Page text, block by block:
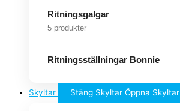
Ritningsgalgar
5 produkter
Ritningsställningar Bonnie
Skyltar Stäng Skyltar Öppna Skyltar